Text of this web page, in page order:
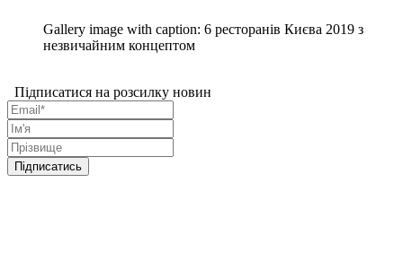
Gallery image with caption: 6 ресторанів Києва 2019 з
незвичайним концептом
Підписатися на розсилку новин